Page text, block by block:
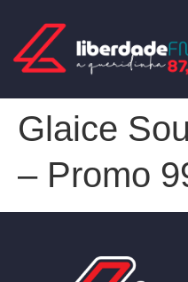
Glaice
– Promo